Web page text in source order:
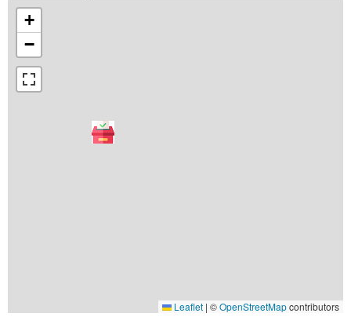
+
−
Leaflet | ©OpenStreetMapcontributors